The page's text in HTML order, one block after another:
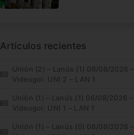
Artículos recientes
Unión (2) – Lanús (1) 06/08/2026 –
Videogol: UNI 2 – LAN 1
Unión (1) – Lanús (1) 06/08/2026 –
Videogol: UNI 1 – LAN 1
Unión (1) – Lanús (0) 06/08/2026 –